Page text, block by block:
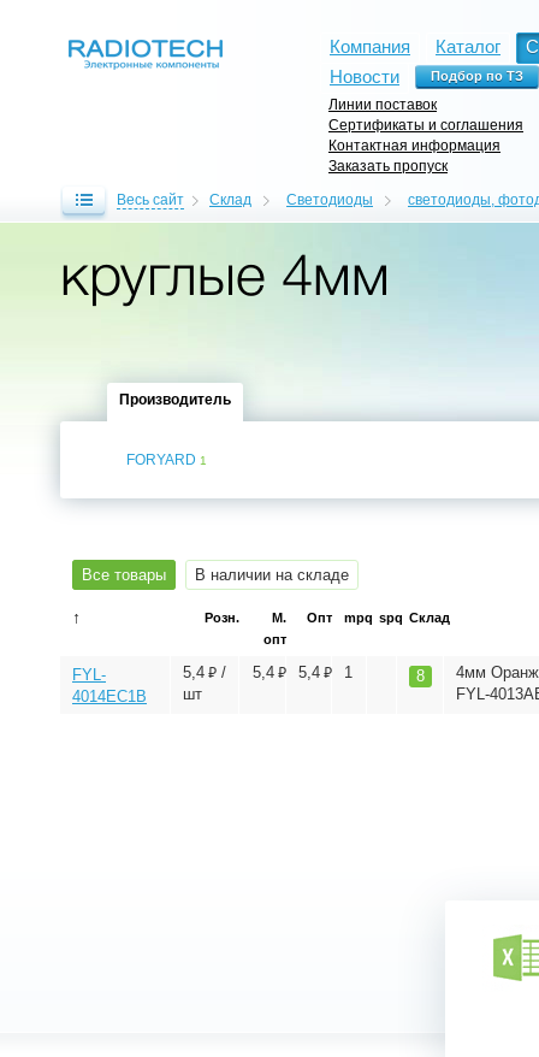
Компания Каталог
Новости
Линии поставок
Сертификаты и соглашения
Контактная информация
Заказать пропуск
Весь сайт Склад Светодиоды светодиоды,
круглые 4мм
Производитель
FORYARD 1
Все товары В наличии на складе
↑ Розн.
М.
опт
Опт mpq spq Склад
FYL-
4014EC1B
5,4 ⃏ /
шт
5,4 ⃏ 5,4 ⃏ 1 8
4мм
FYL-